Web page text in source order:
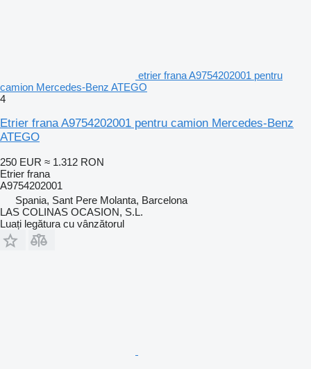
etrier frana A9754202001 pentru
camion Mercedes-Benz ATEGO
4
Etrier frana A9754202001 pentru camion Mercedes-Benz
ATEGO
250 EUR ≈ 1.312 RON
Etrier frana
A9754202001
Spania, Sant Pere Molanta, Barcelona
LAS COLINAS OCASION, S.L.
Luați legătura cu vânzătorul